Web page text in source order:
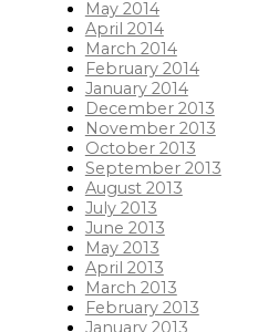
May 2014
April 2014
March 2014
February 2014
January 2014
December 2013
November 2013
October 2013
September 2013
August 2013
July 2013
June 2013
May 2013
April 2013
March 2013
February 2013
January 2013